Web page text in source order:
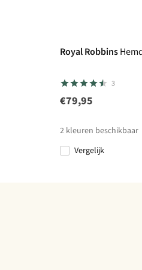
Royal Robbins
3
€79,95
2 kleuren beschikbaar
Vergelijk